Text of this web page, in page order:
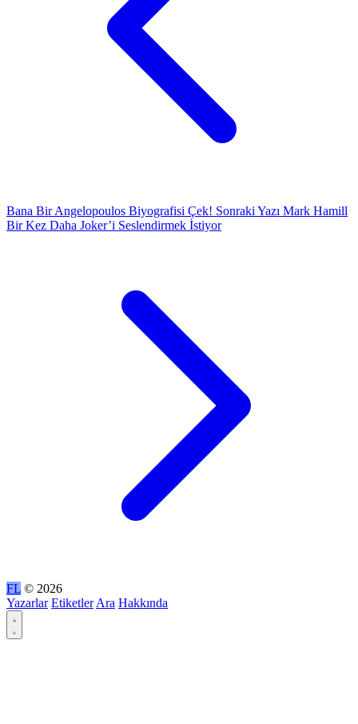
Bana Bir Angelopoulos Biyografisi Çek! Sonraki Yazı Mark Hamill
Bir Kez Daha Joker’i Seslendirmek İstiyor
FL © 2026
Yazarlar Etiketler Ara Hakkında